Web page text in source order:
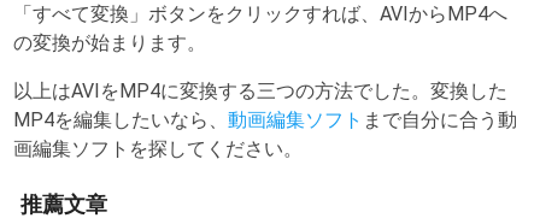
「すべて変換」ボタンをクリックすれば、AVIからMP4へ
の変換が始まります。
以上はAVIをMP4に変換する三つの方法でした。変換した
MP4を編集したいなら、動画編集ソフト まで自分に合う動
画編集ソフトを探してください。
推薦文章